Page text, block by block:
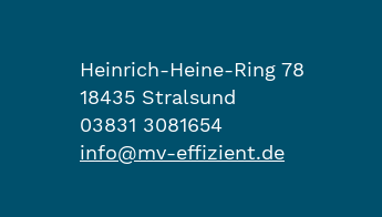
Heinrich-Heine-Ring 78
18435 Stralsund
03831 3081654
info@mv-effizient.de